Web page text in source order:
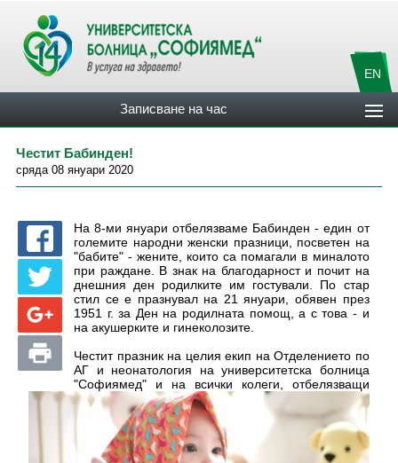
EN
Записване на час
Честит Бабинден!
сряда 08 януари 2020
На 8-ми януари отбелязваме Бабинден - един от
големите народни женски празници, посветен на
"бабите" - жените, които са помагали в миналото
при раждане. В знак на благодарност и почит на
днешния ден родилките им гостували. По стар
стил се е празнувал на 21 януари, обявен през
1951 г. за Ден на родилната помощ, а с това - и
на акушерките и гинеколозите.
Честит празник на целия екип на Отделението по
АГ и неонатология на университетска болница
"Софиямед" и на всички колеги, отбелязващи